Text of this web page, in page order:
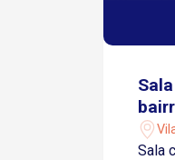
Sala